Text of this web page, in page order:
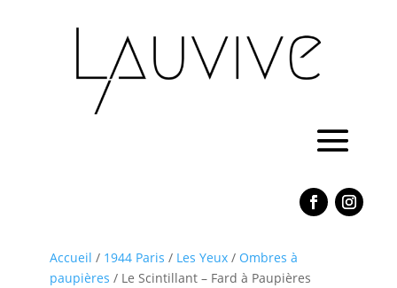
Accueil / 1944 Paris / Les Yeux / Ombres à
paupières / Le Scintillant – Fard à Paupières